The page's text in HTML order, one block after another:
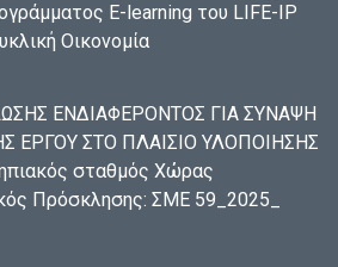
E-learning του LIFE-IP
Οικονομία
ΕΝΔΙΑΦΕΡΟΝΤΟΣ ΓΙΑ ΣΥΝΑΨΗ
ΕΡΓΟΥ ΣΤΟ ΠΛΑΙΣΙΟ ΥΛΟΠΟΙΗΣΗΣ
σταθμός Χώρας
Πρόσκλησης: ΣΜΕ 59_2025_